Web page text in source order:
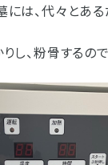
室
シー
は、代々とある
し、粉骨するの